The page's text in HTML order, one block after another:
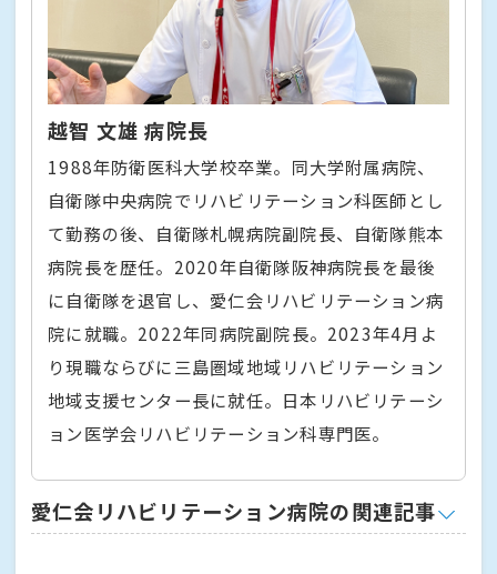
越智 文雄 病院長
1988年防衛医科大学校卒業。同大学附属病院、
自衛隊中央病院でリハビリテーション科医師とし
て勤務の後、自衛隊札幌病院副院長、自衛隊熊本
病院長を歴任。2020年自衛隊阪神病院長を最後
に自衛隊を退官し、愛仁会リハビリテーション病
院に就職。2022年同病院副院長。2023年4月よ
り現職ならびに三島圏域地域リハビリテーション
地域支援センター長に就任。日本リハビリテーシ
ョン医学会リハビリテーション科専門医。
愛仁会リハビリテーション病院の関連記事